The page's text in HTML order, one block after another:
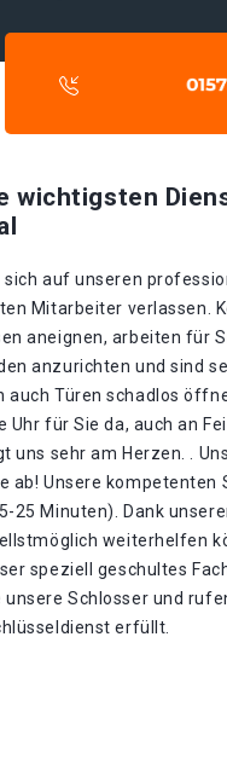
wichtigsten
sich auf unseren
Mitarbeiter verlassen.
aneignen, arbeiten für
anzurichten und sind
auch Türen schadlos
Uhr für Sie da, auch an
uns sehr am Herzen. .
ab! Unsere kompetenten
25 Minuten). Dank
weiterhelfen
speziell geschultes
Schlosser und
erfüllt.